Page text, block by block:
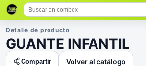
Detalle de producto
GUANTE INFANTIL
Compartir Volver al catálogo